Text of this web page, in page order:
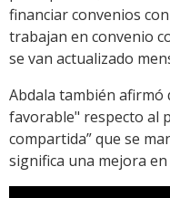
financiar convenios
trabajan en convenio
se van actualizado
Abdala también
favorable" respecto al
compartida” que se
significa una mejora